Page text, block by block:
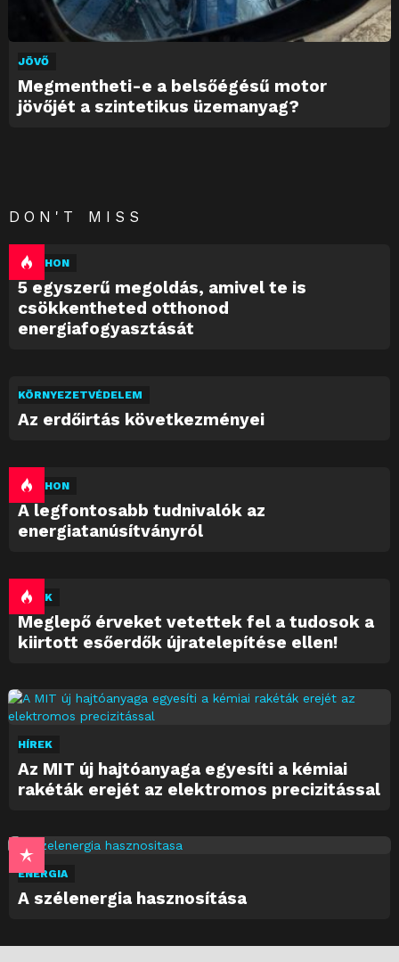
JÖVŐ
Megmentheti-e a belsőégésű motor
jövőjét a szintetikus üzemanyag?
DON'T MISS
OTTHON
5 egyszerű megoldás, amivel te is
csökkentheted otthonod
energiafogyasztását
KÖRNYEZETVÉDELEM
Az erdőirtás következményei
OTTHON
A legfontosabb tudnivalók az
energiatanúsítványról
HÍREK
Meglepő érveket vetettek fel a tudosok a
kiirtott esőerdők újratelepítése ellen!
HÍREK
Az MIT új hajtóanyaga egyesíti a kémiai
rakéták erejét az elektromos precizitással
ENERGIA
A szélenergia hasznosítása